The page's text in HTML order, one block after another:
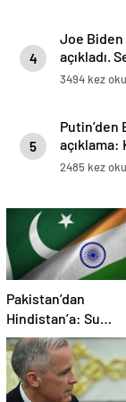
4
Joe Biden
açıkladı.
3494 kez
5
Putin’den
açıklama:
2485 kez
Pakistan’dan
Hindistan’a: Su
bizim kırmızı
çizgimizdir